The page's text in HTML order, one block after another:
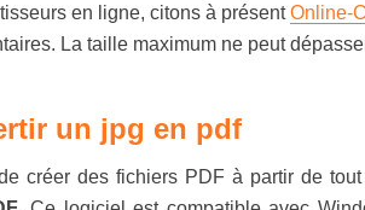
en ligne, citons à présentOnline-
La taille maximum ne peut
un jpg en pdf
créer des fichiers PDF à partir de tout